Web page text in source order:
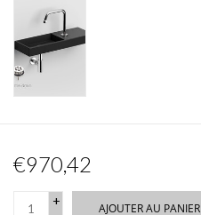
€970,42
+
AJOUTER AU PANIER